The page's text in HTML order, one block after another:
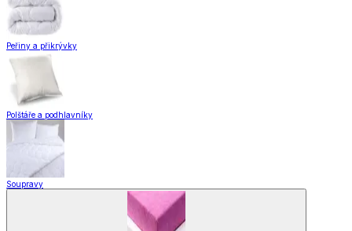
Peřiny a přikrývky
Polštáře a podhlavníky
Soupravy